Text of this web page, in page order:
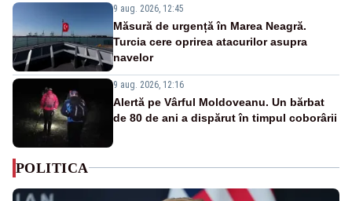
9 aug. 2026, 12:45
Măsură de urgență în Marea Neagră.
Turcia cere oprirea atacurilor asupra
navelor
9 aug. 2026, 12:16
Alertă pe Vârful Moldoveanu. Un bărbat
de 80 de ani a dispărut în timpul coborârii
POLITICA